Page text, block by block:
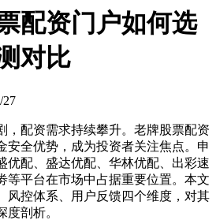
配资门户如何选
对比
27
，配资需求持续攀升。老牌股票配资
安全优势，成为投资者关注焦点。申
优配、盛达优配、华林优配、出彩速
等平台在市场中占据重要位置。本文
风控体系、用户反馈四个维度，对其
剖析。